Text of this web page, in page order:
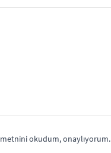
metnini okudum, onaylıyorum.